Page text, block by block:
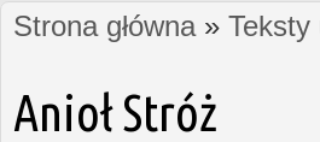
Jesteś tutaj
Strona główna» Teksty
Anioł Stróż